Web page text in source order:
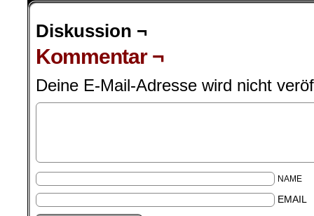
Diskussion ¬
Kommentar ¬
Deine E-Mail-Adresse wird nicht
NAME
EMAIL